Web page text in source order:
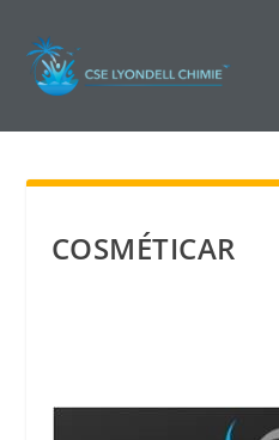
COSMÉTICAR